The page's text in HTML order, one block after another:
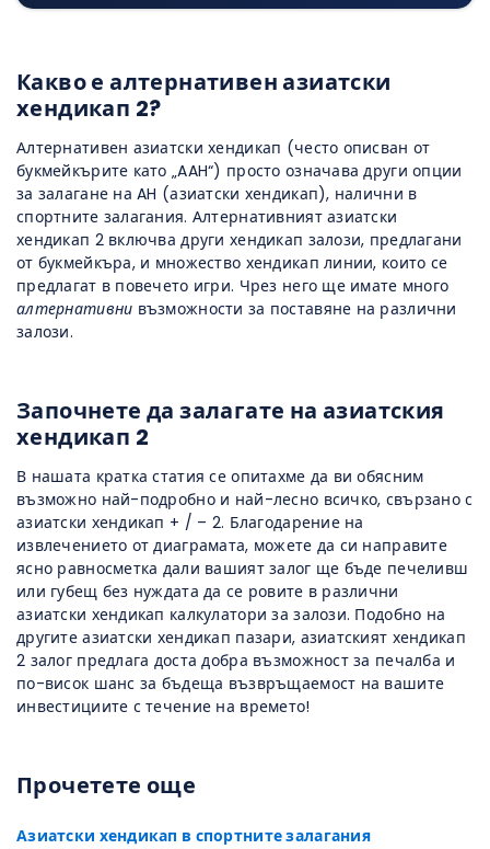
Какво е алтернативен азиатски
хендикап 2?
Алтернативен азиатски хендикап (често описван от
букмейкърите като „AAH“) просто означава други опции
за залагане на AH (азиатски хендикап), налични в
спортните залагания. Алтернативният азиатски
хендикап 2 включва други хендикап залози, предлагани
от букмейкъра, и множество хендикап линии, които се
предлагат в повечето игри. Чрез него ще имате много
алтернативни възможности за поставяне на различни
залози.
Започнете да залагате на азиатския
хендикап 2
В нашата кратка статия се опитахме да ви обясним
възможно най-подробно и най-лесно всичко, свързано с
азиатски хендикап + / – 2. Благодарение на
извлечението от диаграмата, можете да си направите
ясно равносметка дали вашият залог ще бъде печеливш
или губещ без нуждата да се ровите в различни
азиатски хендикап калкулатори за залози. Подобно на
другите азиатски хендикап пазари, азиатският хендикап
2 залог предлага доста добра възможност за печалба и
по-висок шанс за бъдеща възвръщаемост на вашите
инвестициите с течение на времето!
Прочетете още
Азиатски хендикап в спортните залагания